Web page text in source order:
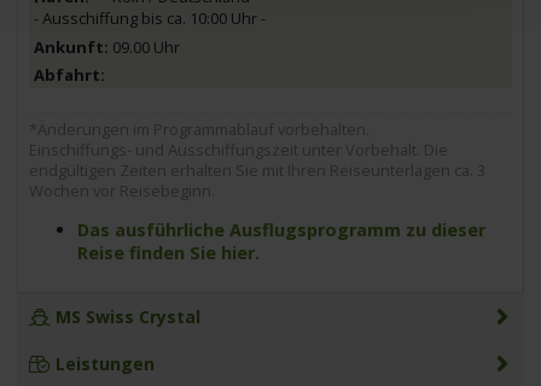
- Ausschiffung bis ca. 10:00 Uhr -
09.00 Uhr
*Änderungen im Programmablauf vorbehalten.
Einschiffungs- und Ausschiffungszeit unter Vorbehalt. Die
endgültigen Zeiten erhalten Sie mit Ihren Reiseunterlagen ca. 3
Wochen vor Reisebeginn.
Das ausführliche Ausflugsprogramm zu dieser
Reise finden Sie hier.
MS Swiss Crystal
Leistungen